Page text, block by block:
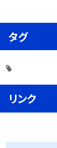
タグ
リンク